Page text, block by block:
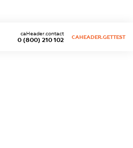
0 (800) 210 102
caHeader.contact
CAHEADER.GETTEST